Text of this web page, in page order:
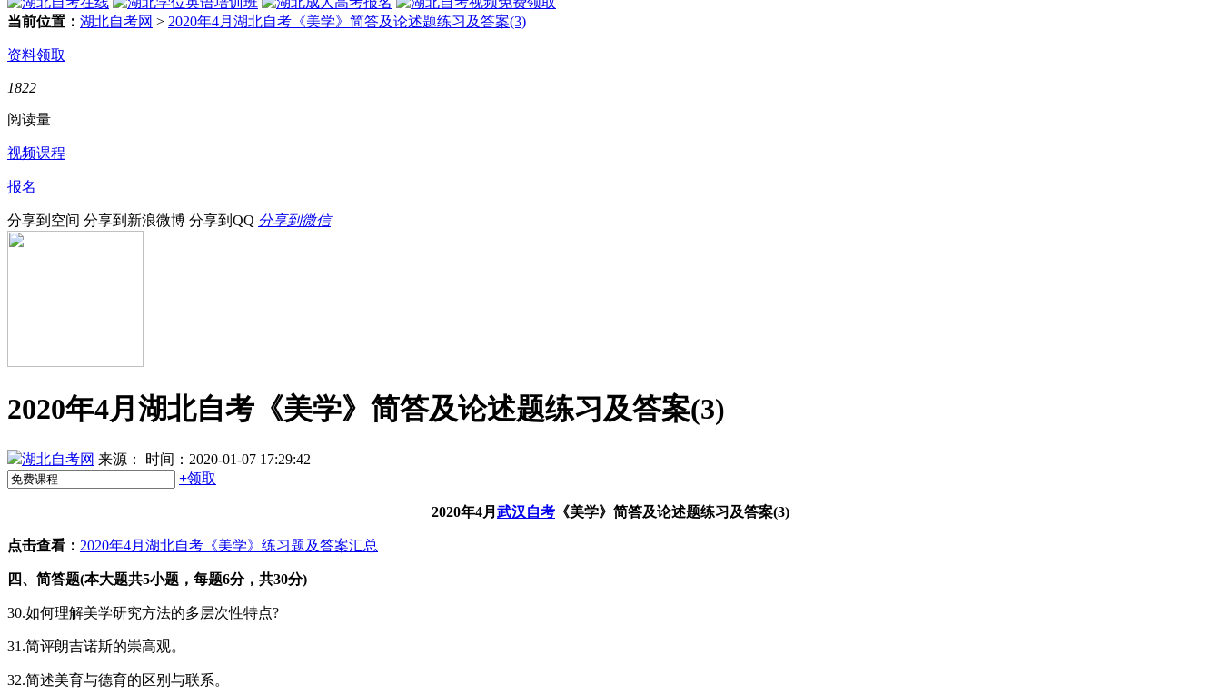
当前位置： 湖北自考网 > 2020年4月湖北自考《美学》简答及论述题练习及答案(3)
资料领取
1822
阅读量
视频课程
报名
分享到空间 分享到新浪微博 分享到QQ 分享到微信
2020年4月湖北自考《美学》简答及论述题练习及答案(3)
湖北自考网 来源：
时间：2020-01-07 17:29:42
+领取
2020年4月 武汉自考 《美学》简答及论述题练习及答案(3)
点击查看： 2020年4月湖北自考《美学》练习题及答案汇总
四、简答题(本大题共5小题，每题6分，共30分)
30.如何理解美学研究方法的多层次性特点?
31.简评朗吉诺斯的崇高观。
32.简述美育与德育的区别与联系。